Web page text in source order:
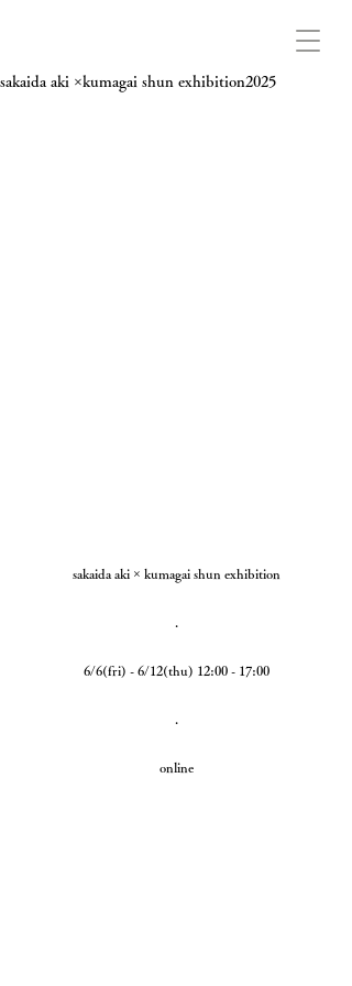
sakaida aki ×kumagai shun exhibition2025
sakaida aki × kumagai shun exhibition
.
6/6(fri) - 6/12(thu) 12:00 - 17:00
.
online